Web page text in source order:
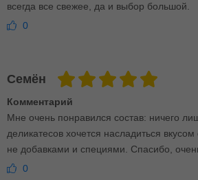
всегда все свежее, да и выбор большой.
0
Семён
Комментарий
Мне очень понравился состав: ничего
деликатесов хочется насладиться
не добавками и специями. Спасибо,
0